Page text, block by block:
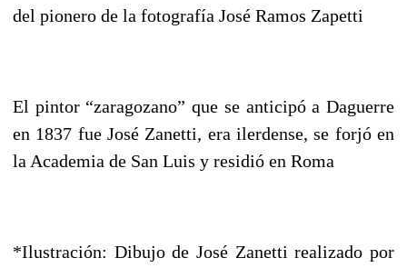
del pionero de la fotografía José Ramos Zapetti
El pintor “zaragozano” que se anticipó a Daguerre
en 1837 fue José Zanetti, era ilerdense, se forjó en
la Academia de San Luis y residió en Roma
*Ilustración: Dibujo de José Zanetti realizado por